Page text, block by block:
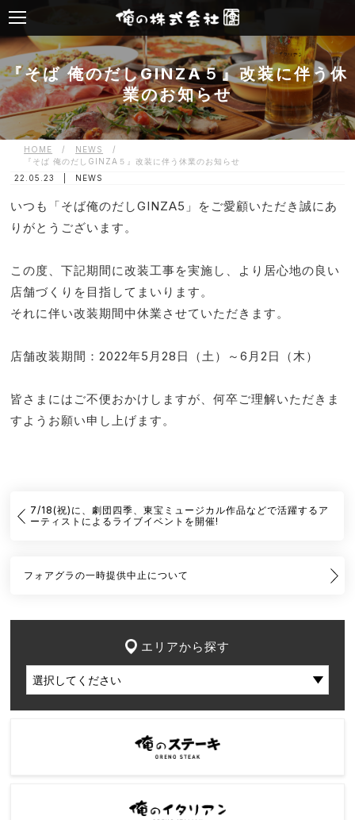
『そば 俺のだしGINZA５』改装に伴う休
業のお知らせ
HOME / NEWS
/
『そば 俺のだしGINZA５』改装に伴う休業のお知らせ
22.05.23 |
NEWS
いつも「そば俺のだしGINZA5」をご愛顧いただき誠にあ
りがとうございます。
この度、下記期間に改装工事を実施し、より居心地の良い
店舗づくりを目指してまいります。
それに伴い改装期間中休業させていただきます。
店舗改装期間：2022年5月28日（土）～6月2日（木）
皆さまにはご不便おかけしますが、何卒ご理解いただきま
すようお願い申し上げます。
7/18(祝)に、劇団四季、東宝ミュージカル作品などで活躍するア
ーティストによるライブイベントを開催!
フォアグラの一時提供中止について
エリアから探す